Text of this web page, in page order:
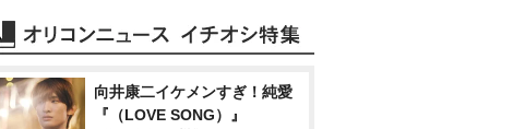
向井康二イケメンすぎ！純愛
『（LOVE SONG）』